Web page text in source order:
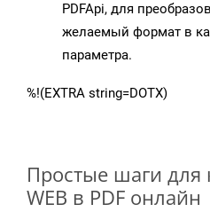
PDFApi, для
желаемый формат в
параметра.
%!(EXTRA string=DOTX)
Простые шаги для
WEB в PDF онлайн